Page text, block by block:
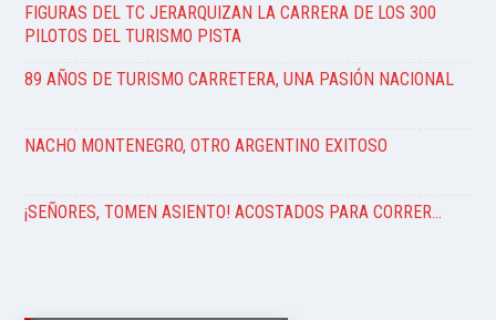
FIGURAS DEL TC JERARQUIZAN LA CARRERA DE LOS 300
PILOTOS DEL TURISMO PISTA
89 AÑOS DE TURISMO CARRETERA, UNA PASIÓN NACIONAL
NACHO MONTENEGRO, OTRO ARGENTINO EXITOSO
¡SEÑORES, TOMEN ASIENTO! ACOSTADOS PARA CORRER…